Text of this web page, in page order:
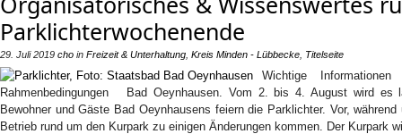
Parklichterwochenende
29. Juli 2019 cho in Freizeit & Unterhaltung Kreis Minden - Lübbecke Titelseite
Wichtige
Rahmenbedingungen Bad Oeynhausen. Vom 2. bis 4. August wird es
Bewohner und Gäste Bad Oeynhausens feiern die Parklichter. Vor,
Betrieb rund um den Kurpark zu einigen Änderungen kommen. Der Kurpark